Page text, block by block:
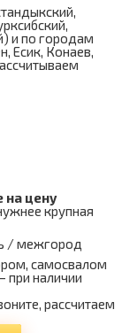
и по городам
Есик, Конаев,
на цену
крупная
/ межгород
самосвалом
при наличии
рассчитаем